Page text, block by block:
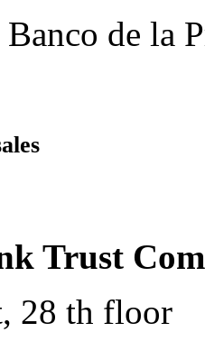
de la
Trust
28 th floor